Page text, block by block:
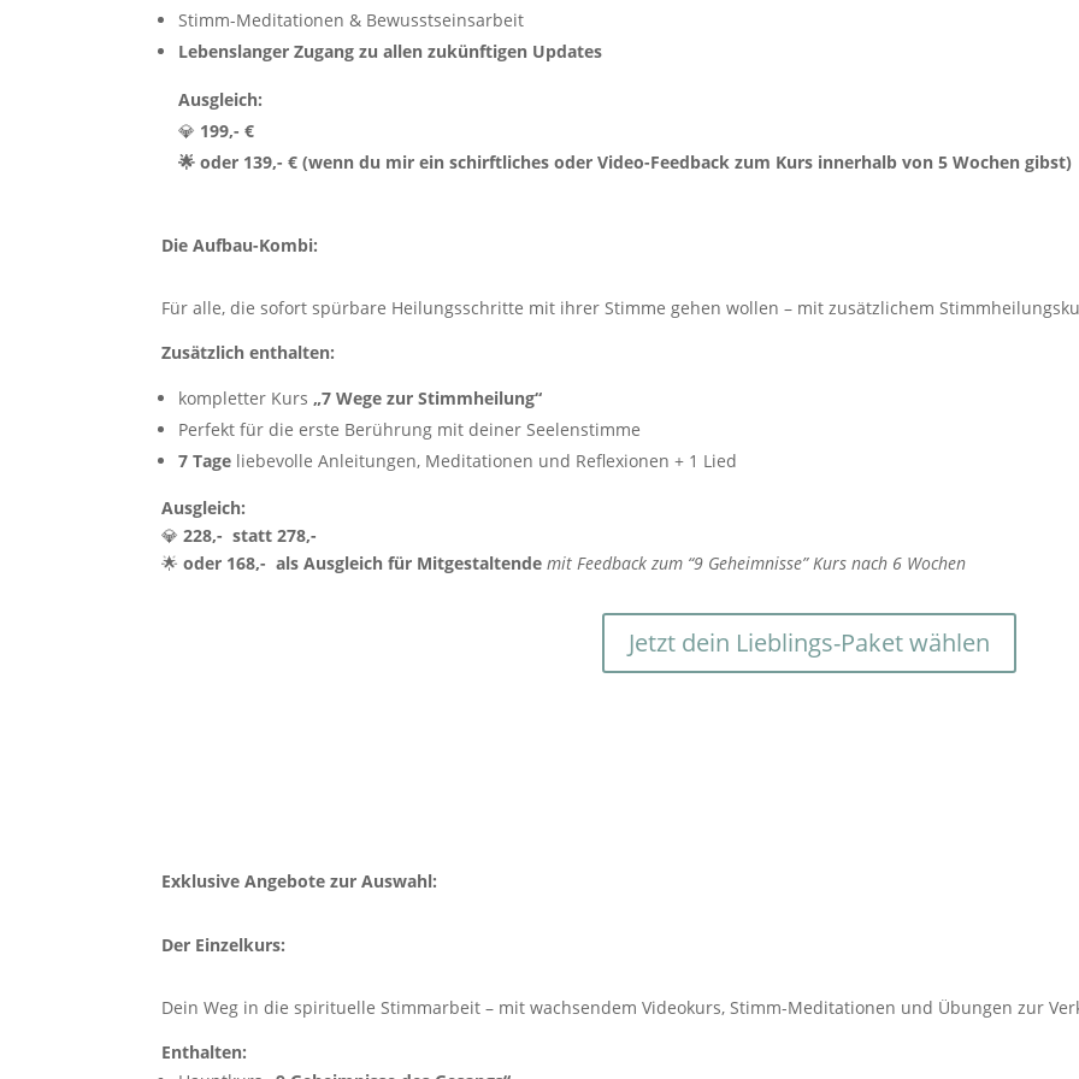
Stimm-Meditationen & Bewusstseinsarbeit
Lebenslanger Zugang zu allen zukünftigen Updates
Ausgleich:
💎 199,- €
🌟 oder 139,- € (wenn du mir ein schirftliches oder Video-Feedback zum Kurs innerhalb von 5 Wochen gibst)
Die Aufbau-Kombi:
Für alle, die sofort spürbare Heilungsschritte mit ihrer Stimme gehen wollen – mit zusätzlichem
Zusätzlich enthalten:
kompletter Kurs„7 Wege zur Stimmheilung“
Perfekt für die erste Berührung mit deiner Seelenstimme
7 Tage liebevolle Anleitungen, Meditationen und Reflexionen + 1 Lied
Ausgleich:
💎228,- statt 278,-
🌟oder 168,- als Ausgleich für Mitgestaltende mit Feedback zum “9 Geheimnisse” Kurs nach 6 Wochen
Jetzt dein Lieblings-Paket wählen
Exklusive Angebote zur Auswahl:
Der Einzelkurs:
Dein Weg in die spirituelle Stimmarbeit – mit wachsendem Videokurs, Stimm-Meditationen und Übungen zur
Enthalten: